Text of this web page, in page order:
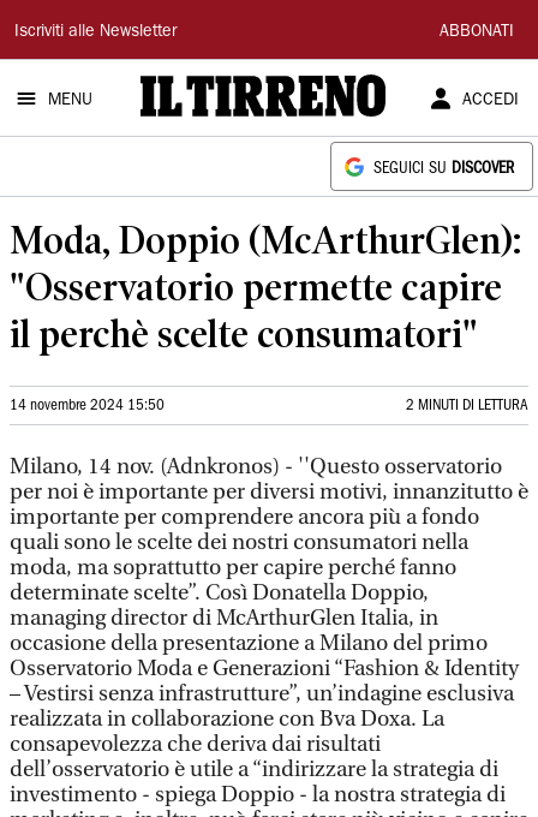
Il
Tirreno
Iscriviti alle Newsletter ABBONATI
MENU ACCEDI
SEGUICI SU DISCOVER
Moda, Doppio (McArthurGlen):
"Osservatorio permette capire
il perchè scelte consumatori"
14 novembre 2024 15:50 2 MINUTI DI LETTURA
Milano, 14 nov. (Adnkronos) - ''Questo osservatorio
per noi è importante per diversi motivi, innanzitutto è
importante per comprendere ancora più a fondo
quali sono le scelte dei nostri consumatori nella
moda, ma soprattutto per capire perché fanno
determinate scelte”. Così Donatella Doppio,
managing director di McArthurGlen Italia, in
occasione della presentazione a Milano del primo
Osservatorio Moda e Generazioni “Fashion & Identity
– Vestirsi senza infrastrutture”, un’indagine esclusiva
realizzata in collaborazione con Bva Doxa. La
consapevolezza che deriva dai risultati
dell’osservatorio è utile a “indirizzare la strategia di
investimento - spiega Doppio - la nostra strategia di